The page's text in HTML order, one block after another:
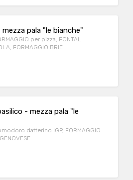
pala "le bianche"
per pizza, FONTAL
FORMAGGIO BRIE
- mezza pala "le
datterino IGP, FORMAGGIO
GENOVESE